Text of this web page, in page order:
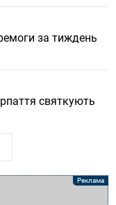
за тиждень
святкують